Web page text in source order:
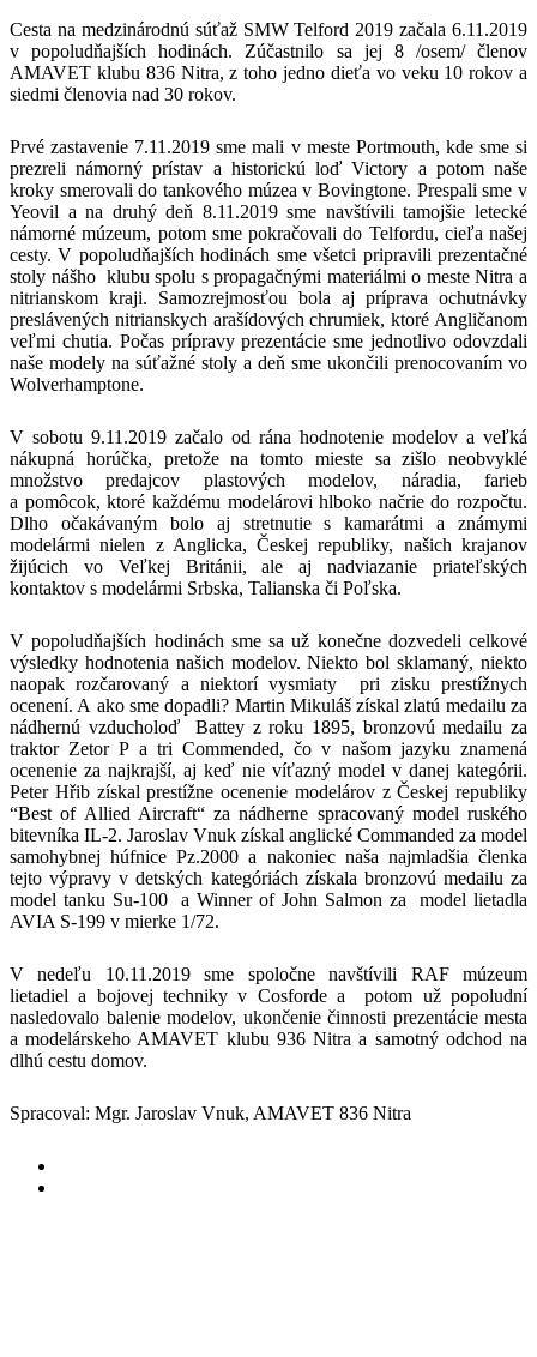
Cesta na medzinárodnú súťaž SMW Telford 2019 začala 6.11.2019
v popoludňajších hodinách. Zúčastnilo sa jej 8 /osem/ členov
AMAVET klubu 836 Nitra, z toho jedno dieťa vo veku 10 rokov a
siedmi členovia nad 30 rokov.
Prvé zastavenie 7.11.2019 sme mali v meste Portmouth, kde sme si
prezreli námorný prístav a historickú loď Victory a potom naše
kroky smerovali do tankového múzea v Bovingtone. Prespali sme v
Yeovil a na druhý deň 8.11.2019 sme navštívili tamojšie letecké
námorné múzeum, potom sme pokračovali do Telfordu, cieľa našej
cesty. V popoludňajších hodinách sme všetci pripravili prezentačné
stoly nášho klubu spolu s propagačnými materiálmi o meste Nitra a
nitrianskom kraji. Samozrejmosťou bola aj príprava ochutnávky
preslávených nitrianskych arašídových chrumiek, ktoré Angličanom
veľmi chutia. Počas prípravy prezentácie sme jednotlivo odovzdali
naše modely na súťažné stoly a deň sme ukončili prenocovaním vo
Wolverhamptone.
V sobotu 9.11.2019 začalo od rána hodnotenie modelov a veľká
nákupná horúčka, pretože na tomto mieste sa zišlo neobvyklé
množstvo predajcov plastových modelov, náradia, farieb
a pomôcok, ktoré každému modelárovi hlboko načrie do rozpočtu.
Dlho očakávaným bolo aj stretnutie s kamarátmi a známymi
modelármi nielen z Anglicka, Českej republiky, našich krajanov
žijúcich vo Veľkej Británii, ale aj nadviazanie priateľských
kontaktov s modelármi Srbska, Talianska či Poľska.
V popoludňajších hodinách sme sa už konečne dozvedeli celkové
výsledky hodnotenia našich modelov. Niekto bol sklamaný, niekto
naopak rozčarovaný a niektorí vysmiaty pri zisku prestížnych
ocenení. A ako sme dopadli? Martin Mikuláš získal zlatú medailu za
nádhernú vzducholoď Battey z roku 1895, bronzovú medailu za
traktor Zetor P a tri Commended, čo v našom jazyku znamená
ocenenie za najkrajší, aj keď nie víťazný model v danej kategórii.
Peter Hřib získal prestížne ocenenie modelárov z Českej republiky
“Best of Allied Aircraft“ za nádherne spracovaný model ruského
bitevníka IL-2. Jaroslav Vnuk získal anglické Commanded za model
samohybnej húfnice Pz.2000 a nakoniec naša najmladšia členka
tejto výpravy v detských kategóriách získala bronzovú medailu za
model tanku Su-100 a Winner of John Salmon za model lietadla
AVIA S-199 v mierke 1/72.
V nedeľu 10.11.2019 sme spoločne navštívili RAF múzeum
lietadiel a bojovej techniky v Cosforde a potom už popoludní
nasledovalo balenie modelov, ukončenie činnosti prezentácie mesta
a modelárskeho AMAVET klubu 936 Nitra a samotný odchod na
dlhú cestu domov.
Spracoval: Mgr. Jaroslav Vnuk, AMAVET 836 Nitra